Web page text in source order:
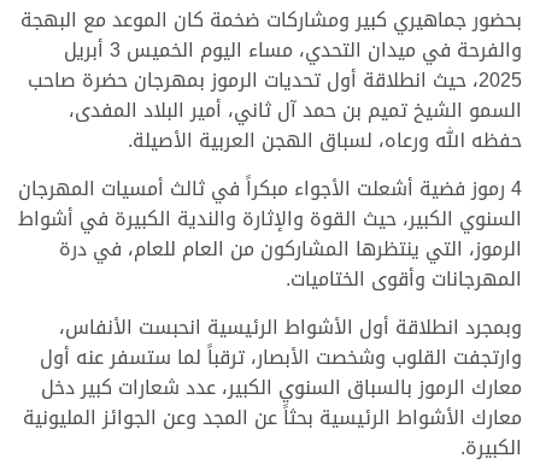
بحضور جماهيري كبير ومشاركات ضخمة كان الموعد مع البهجة
والفرحة في ميدان التحدي، مساء اليوم الخميس 3 أبريل
2025، حيث انطلاقة أول تحديات الرموز بمهرجان حضرة صاحب
السمو الشيخ تميم بن حمد آل ثاني، أمير البلاد المفدى،
حفظه الله ورعاه، لسباق الهجن العربية الأصيلة.
4 رموز فضية أشعلت الأجواء مبكراً في ثالث أمسيات المهرجان
السنوي الكبير، حيث القوة والإثارة والندية الكبيرة في أشواط
الرموز، التي ينتظرها المشاركون من العام للعام، في درة
المهرجانات وأقوى الختاميات.
وبمجرد انطلاقة أول الأشواط الرئيسية انحبست الأنفاس،
وارتجفت القلوب وشخصت الأبصار، ترقباً لما ستسفر عنه أول
معارك الرموز بالسباق السنوي الكبير، عدد شعارات كبير دخل
معارك الأشواط الرئيسية بحثاً عن المجد وعن الجوائز المليونية
الكبيرة.